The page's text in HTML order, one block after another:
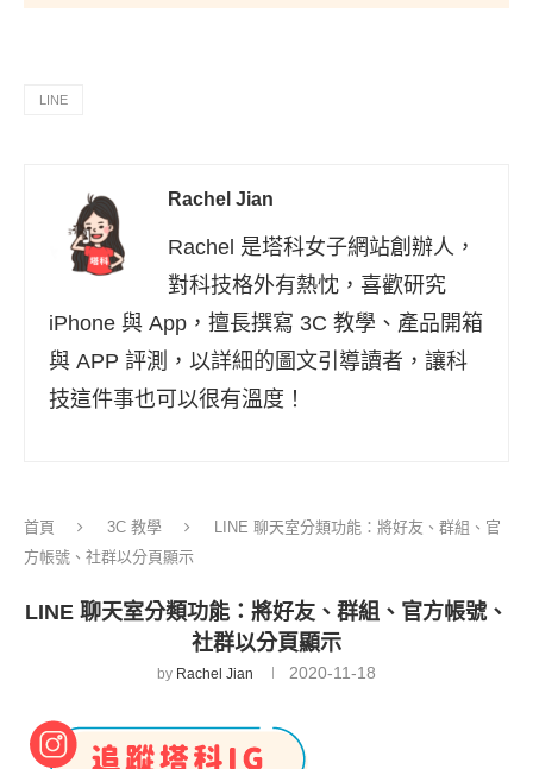
LINE
Rachel Jian
Rachel 是塔科女子網站創辦人，
對科技格外有熱忱，喜歡研究
iPhone 與 App，擅長撰寫 3C 教學、產品開箱
與 APP 評測，以詳細的圖文引導讀者，讓科
技這件事也可以很有溫度！
首頁 3C 教學
LINE 聊天室分類功能：將好友、群組、官
方帳號、社群以分頁顯示
LINE 聊天室分類功能：將好友、群組、官方帳號、
社群以分頁顯示
by Rachel Jian 2020-11-18